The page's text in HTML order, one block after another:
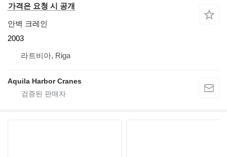
가격은 요청 시 공개
안벽 크레인
2003
라트비아, Riga
Aquila Harbor Cranes